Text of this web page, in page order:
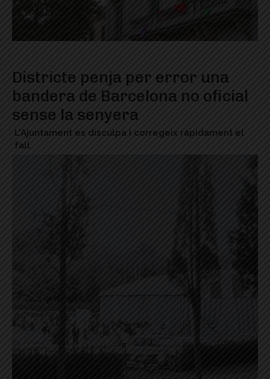
Districte penja per error una
bandera de Barcelona no oficial
sense la senyera
L'Ajuntament es disculpa i corregeix ràpidament el
fall